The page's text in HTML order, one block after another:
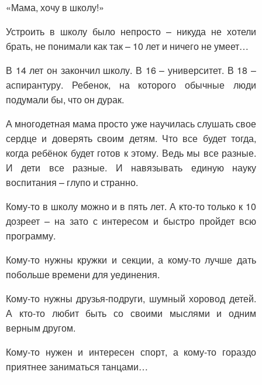
«Мама, хочу в школу!»
Устроить в школу было непросто – никуда не хотели
брать, не понимали как так – 10 лет и ничего не умеет…
В 14 лет он закончил школу. В 16 – университет. В 18 –
аспирантуру. Ребенок, на которого обычные люди
подумали бы, что он дурак.
А многодетная мама просто уже научилась слушать свое
сердце и доверять своим детям. Что все будет тогда,
когда ребёнок будет готов к этому. Ведь мы все разные.
И дети все разные. И навязывать единую науку
воспитания – глупо и странно.
Кому-то в школу можно и в пять лет. А кто-то только к 10
дозреет – на зато с интересом и быстро пройдет всю
программу.
Кому-то нужны кружки и секции, а кому-то лучше дать
побольше времени для уединения.
Кому-то нужны друзья-подруги, шумный хоровод детей.
А кто-то любит быть со своими мыслями и одним
верным другом.
Кому-то нужен и интересен спорт, а кому-то гораздо
приятнее заниматься танцами…